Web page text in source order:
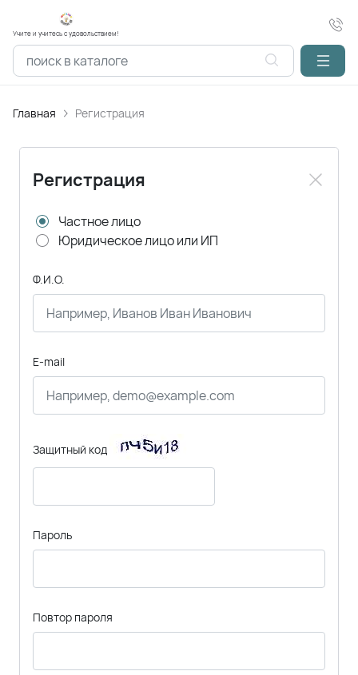
Учите и учитесь с удовольствием!
Главная Регистрация
Регистрация
Частное лицо
Юридическое лицо или ИП
Ф.И.О.
E-mail
Защитный код
Пароль
Повтор пароля